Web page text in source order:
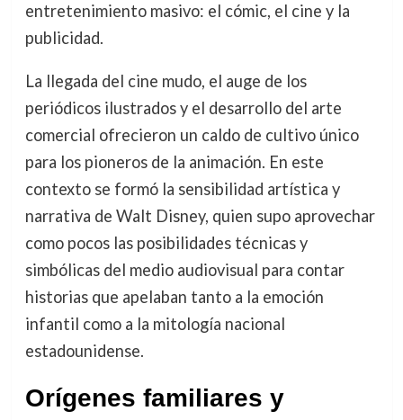
entretenimiento masivo: el cómic, el cine y la
publicidad.
La llegada del cine mudo, el auge de los
periódicos ilustrados y el desarrollo del arte
comercial ofrecieron un caldo de cultivo único
para los pioneros de la animación. En este
contexto se formó la sensibilidad artística y
narrativa de Walt Disney, quien supo aprovechar
como pocos las posibilidades técnicas y
simbólicas del medio audiovisual para contar
historias que apelaban tanto a la emoción
infantil como a la mitología nacional
estadounidense.
Orígenes familiares y